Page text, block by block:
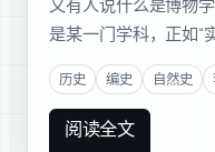
又有人说什么是博物
是某一门学科，正如“
历史 编史 自然史
阅读全文